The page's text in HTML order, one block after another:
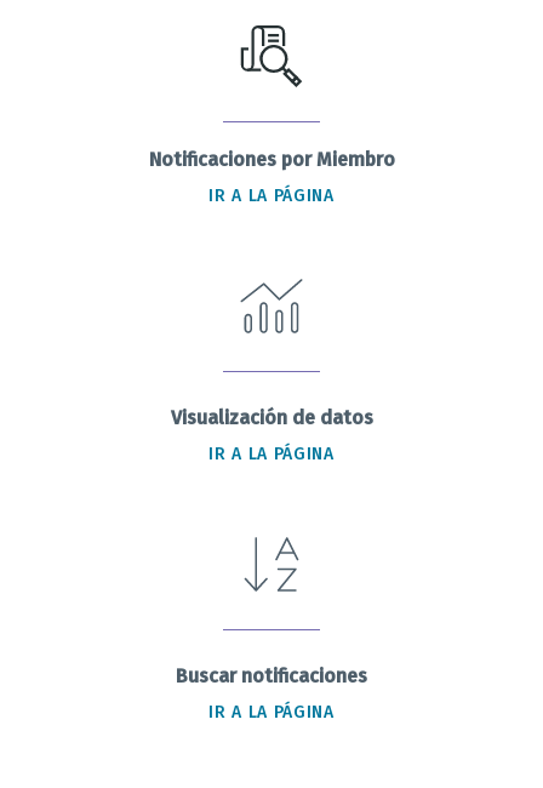
Notificaciones por Miembro
IR A LA PÁGINA
Visualización de datos
IR A LA PÁGINA
Buscar notificaciones
IR A LA PÁGINA